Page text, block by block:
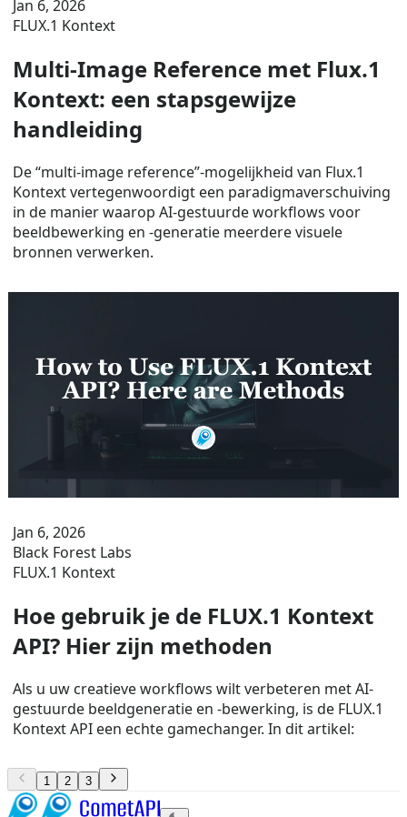
Jan 6, 2026
FLUX.1 Kontext
Multi-Image Reference met Flux.1
Kontext: een stapsgewijze
handleiding
De “multi-image reference”-mogelijkheid van Flux.1
Kontext vertegenwoordigt een paradigmaverschuiving
in de manier waarop AI-gestuurde workflows voor
beeldbewerking en -generatie meerdere visuele
bronnen verwerken.
Jan 6, 2026
Black Forest Labs
FLUX.1 Kontext
Hoe gebruik je de FLUX.1 Kontext
API? Hier zijn methoden
Als u uw creatieve workflows wilt verbeteren met AI-
gestuurde beeldgeneratie en -bewerking, is de FLUX.1
Kontext API een echte gamechanger. In dit artikel:
1 2 3